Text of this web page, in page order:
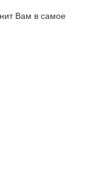
Вам в самое